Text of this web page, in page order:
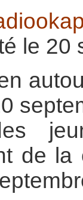
le 20
de la